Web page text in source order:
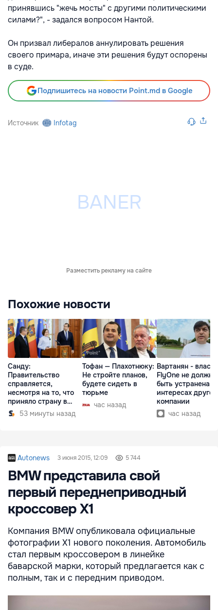
принявшись "жечь мосты" с другими политическими
силами?", - задался вопросом Нантой.
Он призвал либералов аннулировать решения
своего примара, иначе эти решения будут оспорены
в суде.
Подпишитесь на новости Point.md в Google
Источник Infotag
Разместить рекламу на сайте
Похожие новости
Санду:
Правительство
справляется,
несмотря на то, что
приняло страну в
разгар кризиса
53 минуты назад
Тофан — Плахотнюку:
Не стройте планов,
будете сидеть в
тюрьме
час назад
Вартанян -
FlyOne не должна
быть устранена в
интересах другой
компании
час назад
Autonews 3 июня 2015, 12:09 5 744
BMW представила свой
первый переднеприводный
кроссовер X1
Компания BMW опубликовала официальные
фотографии X1 нового поколения. Автомобиль
стал первым кроссовером в линейке
баварской марки, который предлагается как с
полным, так и с передним приводом.